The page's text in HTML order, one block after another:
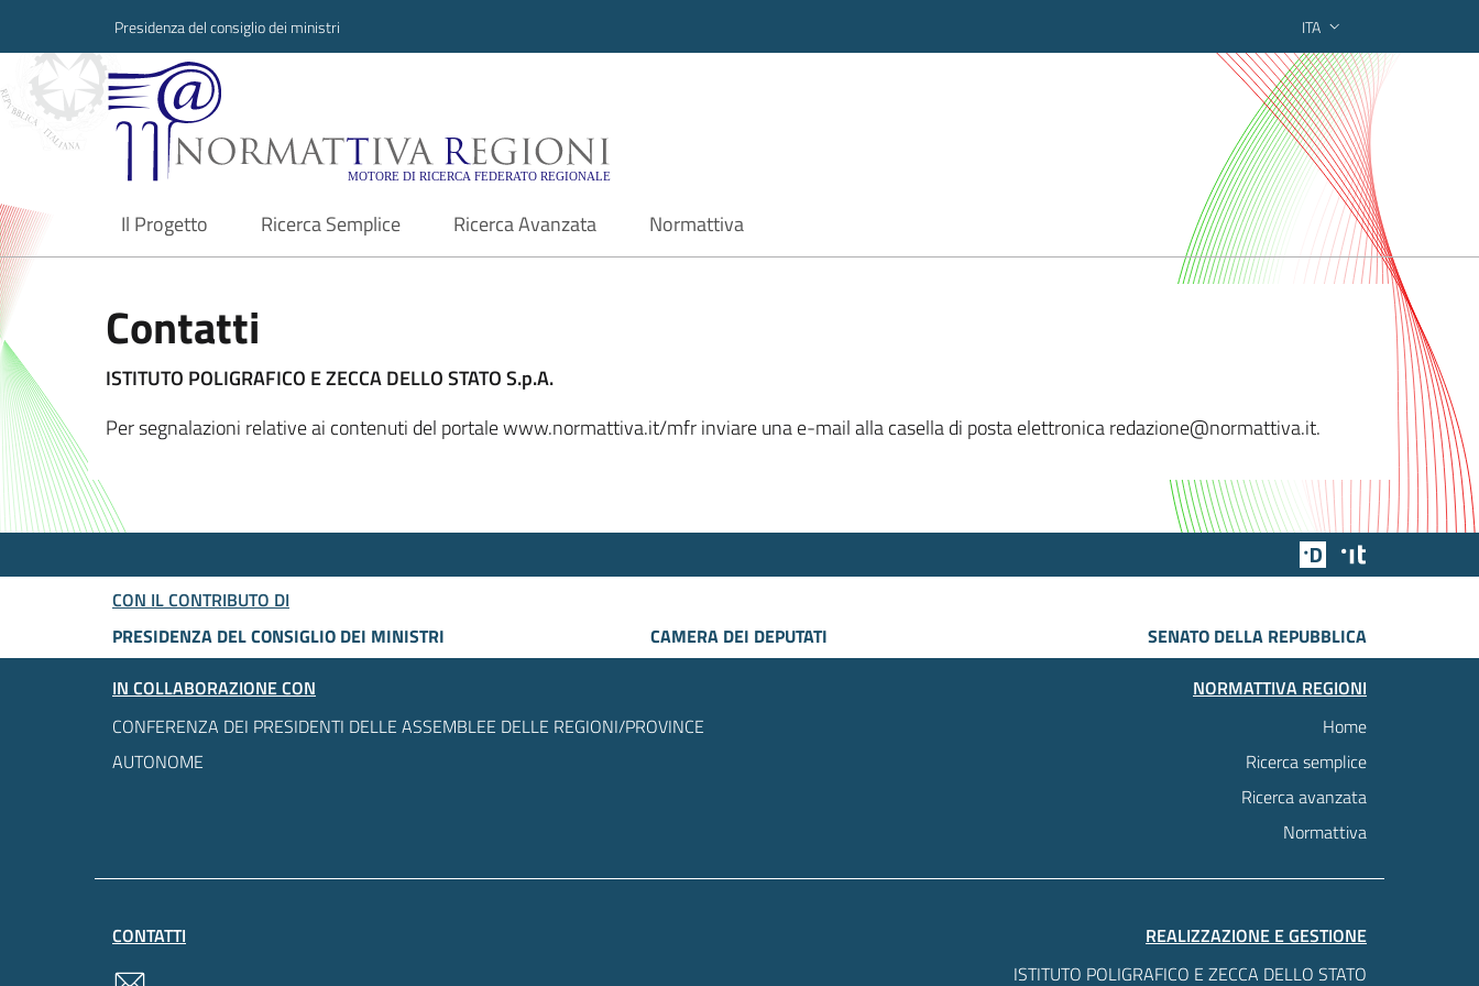
Presidenza del consiglio dei ministri ITA
Normattiva Regioni - Motore di ricerca federato regionale
Il Progetto
current Ricerca Semplice Ricerca Avanzata Normattiva
Contatti
ISTITUTO POLIGRAFICO E ZECCA DELLO STATO S.p.A.
Per segnalazioni relative ai contenuti del portale www.normattiva.it/mfr inviare una e-mail alla casella di posta elettronica redazione@normattiva.it.
Team Digitale
CON IL CONTRIBUTO DI
PRESIDENZA DEL CONSIGLIO DEI MINISTRI
CAMERA DEI DEPUTATI
SENATO DELLA REPUBBLICA
IN COLLABORAZIONE CON
CONFERENZA DEI PRESIDENTI DELLE ASSEMBLEE DELLE REGIONI/PROVINCE
AUTONOME
NORMATTIVA REGIONI
Home
Ricerca semplice
Ricerca avanzata
Normattiva
CONTATTI
REALIZZAZIONE E GESTIONE
ISTITUTO POLIGRAFICO E ZECCA DELLO STATO